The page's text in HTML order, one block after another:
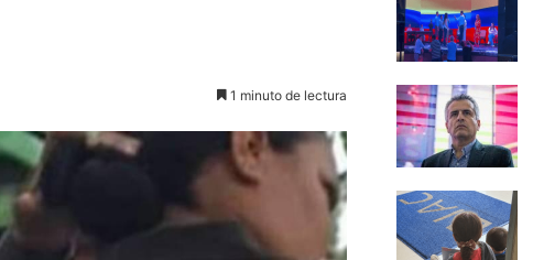
1 minuto de lectura